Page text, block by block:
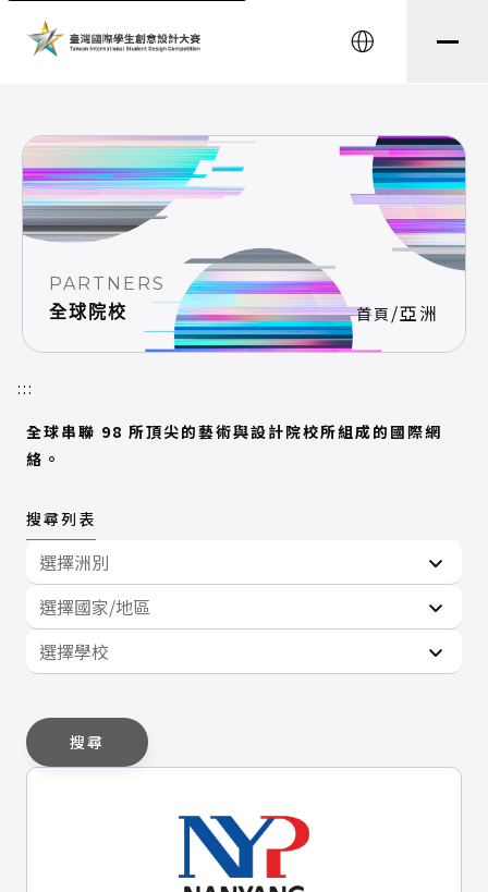
English
PARTNERS
全球院校
首頁 /亞洲
:::
全球串聯 98 所頂尖的藝術與設計院校所組成的國際網
絡。
搜尋列表
選擇洲別
選擇國家/地區
選擇學校
搜尋